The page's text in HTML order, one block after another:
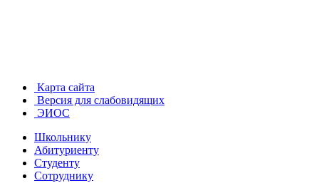
Карта сайта
Версия для слабовидящих
ЭИОС
Школьнику
Абитуриенту
Студенту
Сотруднику